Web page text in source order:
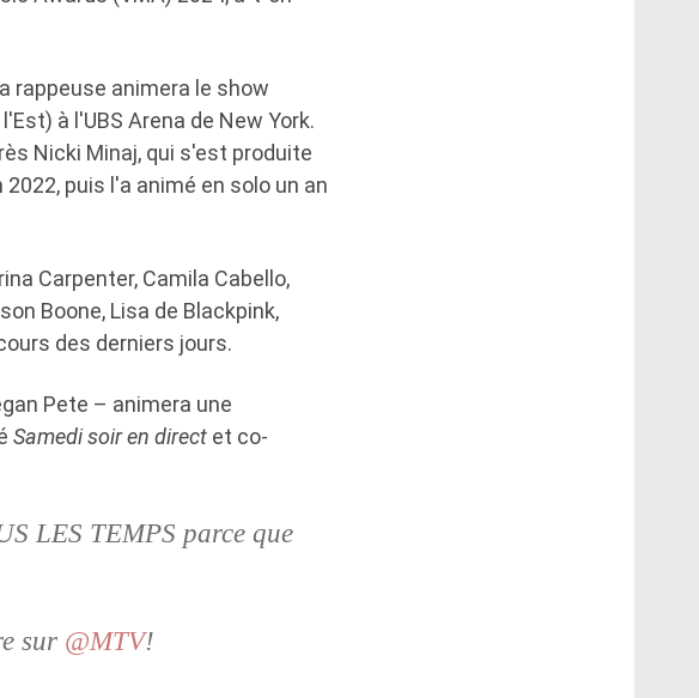
rappeuse animera le show
à l'UBS Arena de New York.
Nicki Minaj, qui s'est produite
puis l'a animé en solo un an
Carpenter, Camila Cabello,
Boone, Lisa de Blackpink,
des derniers jours.
Pete – animera une
Samedi soir en direct et co-
LES TEMPS parce que
sur @MTV!